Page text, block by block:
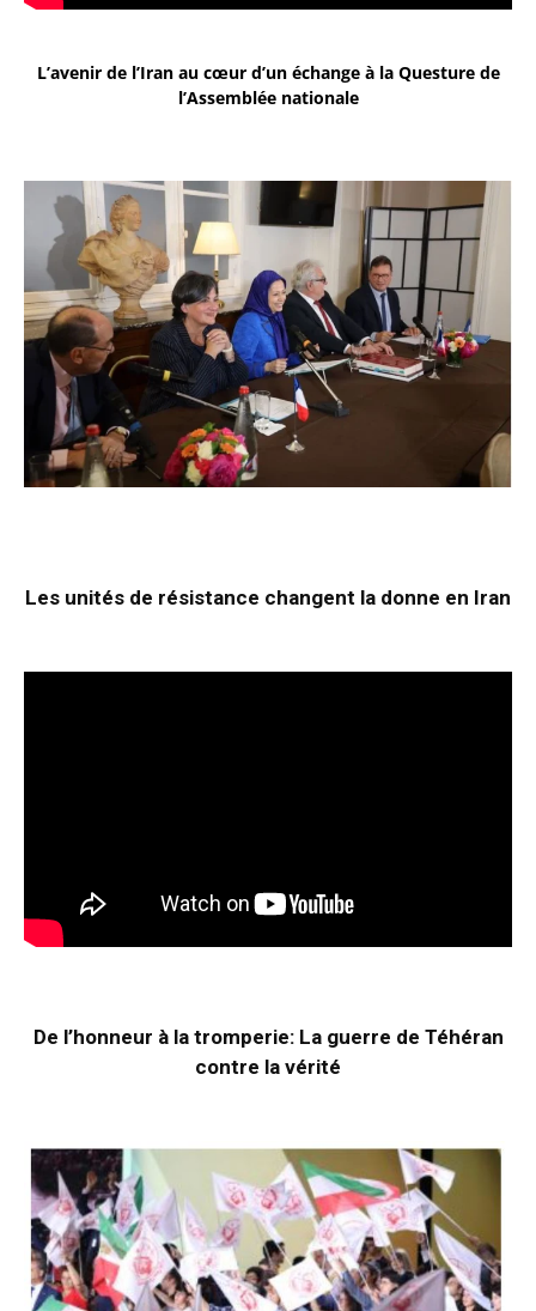
L’avenir de l’Iran au cœur d’un échange à la Questure de
l’Assemblée nationale
Les unités de résistance changent la donne en Iran
De l’honneur à la tromperie: La guerre de Téhéran
contre la vérité